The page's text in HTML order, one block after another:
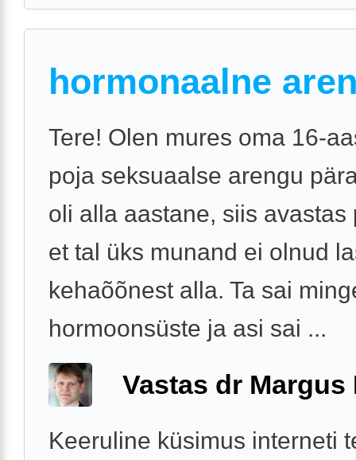
hormonaalne
Tere! Olen mures oma 16-
poja seksuaalse arengu
oli alla aastane, siis avastas
et tal üks munand ei olnud
kehaõõnest alla. Ta sai
hormoonsüste ja asi sai ...
Vastas dr Margus
Keeruline küsimus interneti